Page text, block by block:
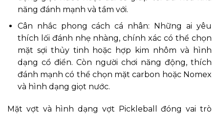
năng đánh mạnh và tầm với.
Cân nhắc phong cách cá nhân: Những ai yêu
thích lối đánh nhẹ nhàng, chính xác có thể chọn
mặt sợi thủy tinh hoặc hợp kim nhôm và hình
dạng cổ điển. Còn người chơi năng động, thích
đánh mạnh có thể chọn mặt carbon hoặc Nomex
và hình dạng giọt nước.
Mặt vợt và hình dạng vợt Pickleball đóng vai trò